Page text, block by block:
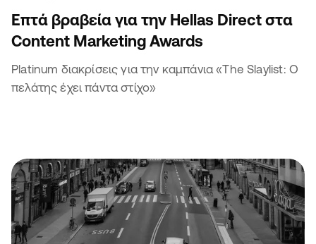
Επτά βραβεία για την Hellas Direct στα
Content Marketing Awards
Platinum διακρίσεις για την καμπάνια «The Slaylist: Ο
πελάτης έχει πάντα στίχο»